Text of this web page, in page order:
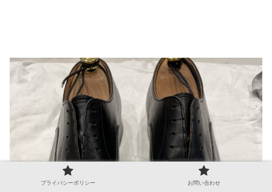
プライバシーポリシー お問い合わせ